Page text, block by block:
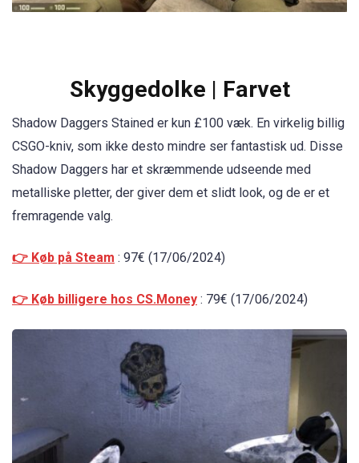
Skyggedolke | Farvet
Shadow Daggers Stained er kun £100 væk. En virkelig billig
CSGO-kniv, som ikke desto mindre ser fantastisk ud. Disse
Shadow Daggers har et skræmmende udseende med
metalliske pletter, der giver dem et slidt look, og de er et
fremragende valg.
👉 Køb på Steam : 97€ (17/06/2024)
👉 Køb billigere hos CS.Money : 79€ (17/06/2024)